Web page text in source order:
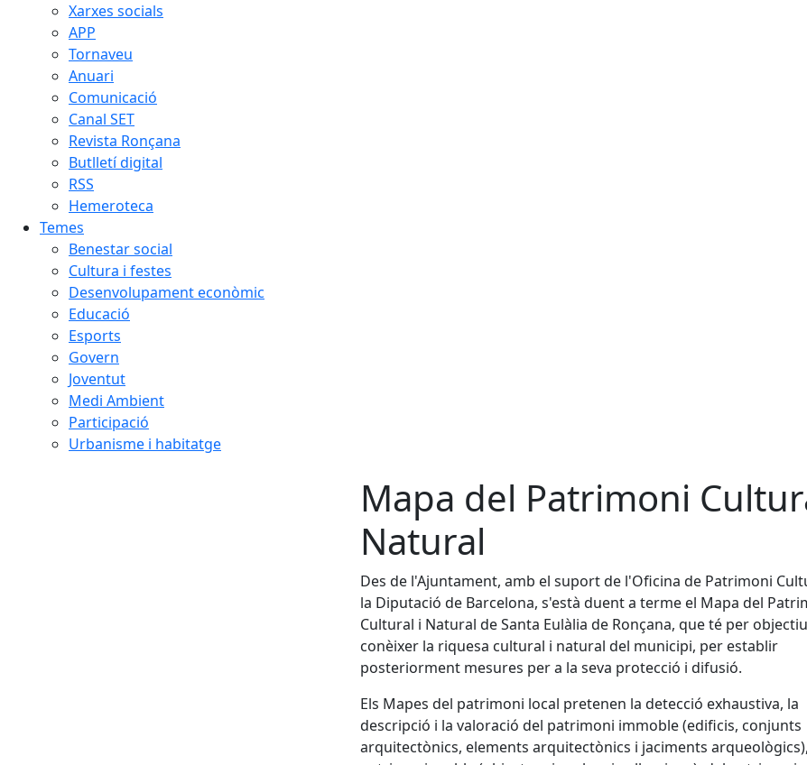
Xarxes socials
APP
Tornaveu
Anuari
Comunicació
Canal SET
Revista Ronçana
Butlletí digital
RSS
Hemeroteca
Temes
Benestar social
Cultura i festes
Desenvolupament econòmic
Educació
Esports
Govern
Joventut
Medi Ambient
Participació
Urbanisme i habitatge
Mapa del Patrimoni
Natural
Des de l'Ajuntament, amb el suport de l'Oficina de Patrimoni
la Diputació de Barcelona, s'està duent a terme el Mapa del
Cultural i Natural de Santa Eulàlia de Ronçana, que té per objectiu
conèixer la riquesa cultural i natural del municipi, per establir
posteriorment mesures per a la seva protecció i difusió.
Els Mapes del patrimoni local pretenen la detecció exhaustiva, la
descripció i la valoració del patrimoni immoble (edificis, conjunts
arquitectònics, elements arquitectònics i jaciments